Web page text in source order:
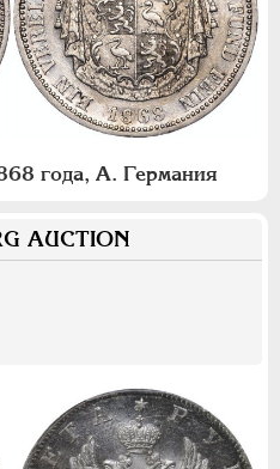
года, А. Германия
AUCTION